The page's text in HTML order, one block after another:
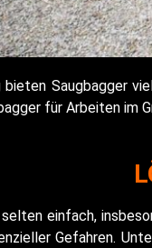
bieten Saugbagger
für Arbeiten im
einfach,
Gefahren.